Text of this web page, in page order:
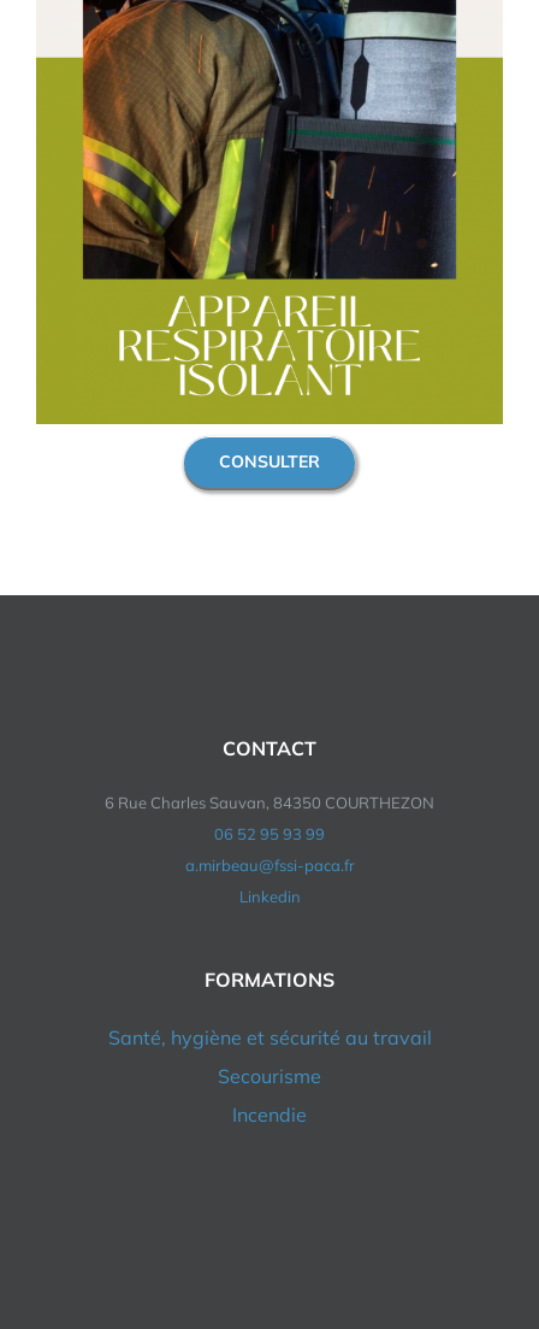
CONSULTER
CONTACT
6 Rue Charles Sauvan, 84350 COURTHEZON
06 52 95 93 99
a.mirbeau@fssi-paca.fr
Linkedin
FORMATIONS
Santé, hygiène et sécurité au travail
Secourisme
Incendie